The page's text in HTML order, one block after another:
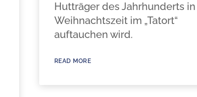
Hutträger des Jahrhunderts
Weihnachtszeit im „Tatort“
auftauchen wird.
READ MORE